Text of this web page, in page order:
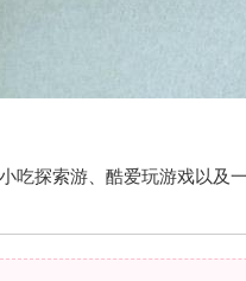
吃探索游、酷爱玩游戏以及